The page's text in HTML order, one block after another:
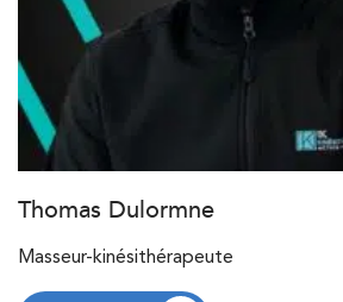
Thomas Dulormne
Masseur-kinésithérapeute